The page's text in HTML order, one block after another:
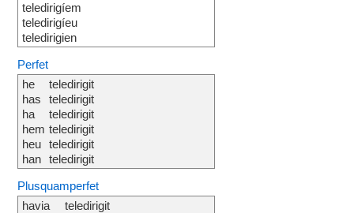
teledirigíem
teledirigíeu
teledirigien
Perfet
he
has
ha
hem
heu
han
teledirigit
teledirigit
teledirigit
teledirigit
teledirigit
teledirigit
Plusquamperfet
havia
teledirigit